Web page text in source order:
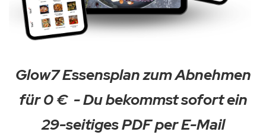
Glow7 Essensplan zum Abnehmen
für0 € - Du bekommst sofort ein
29-seitiges PDF per E-Mail